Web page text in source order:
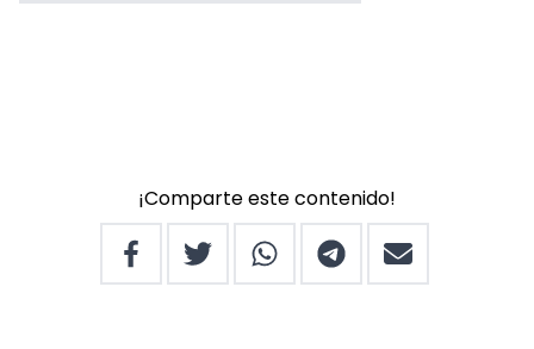
¡Comparte este contenido!